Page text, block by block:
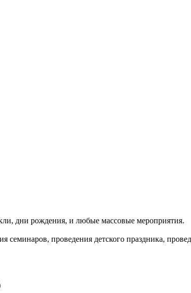
дни рождения, и любые массовые мероприятия.
проведения детского праздника,